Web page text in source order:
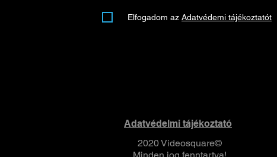
Elfogadom az Adatvédemi tájékoztatót
Adatvédelmi tájékoztató
2020 Videosquare©